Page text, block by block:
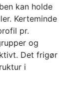
kan holde
Kerteminde
pr.
og
Det frigør
i